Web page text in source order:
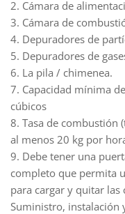
2. Cámara de
3. Cámara de
4. Depuradores de
5. Depuradores de
6. La pila / chimenea.
7. Capacidad mínima
cúbicos
8. Tasa de combustión
al menos 20 kg por
9. Debe tener una
completo que permita
para cargar y quitar las
Suministro, instalación